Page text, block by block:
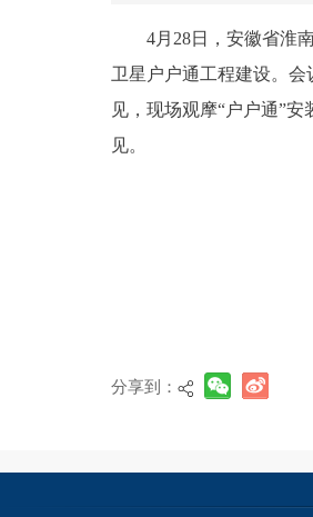
4月28日，安徽省淮
卫星户户通工程建设。
见，现场观摩“户户通”
见。
分享到：